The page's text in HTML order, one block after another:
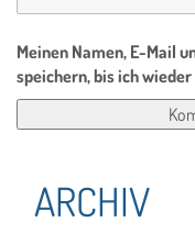
Meinen Namen, E-Mail
speichern, bis ich
ARCHIV